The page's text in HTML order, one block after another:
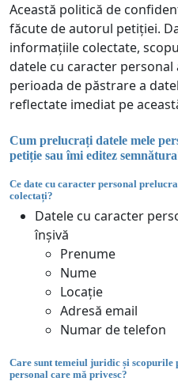
Această politică de
făcute de autorul petiției.
informațiile colectate,
datele cu caracter
perioada de păstrare a
reflectate imediat pe
Cum prelucrați datele mele
petiție sau îmi editez
Ce date cu caracter personal
colectați?
Datele cu caracter
înșivă
Prenume
Nume
Locație
Adresă email
Numar de telefon
Care sunt temeiul juridic și
personal care mă privesc?